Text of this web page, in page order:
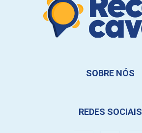
SOBRE NÓS
REDES SOCIAIS